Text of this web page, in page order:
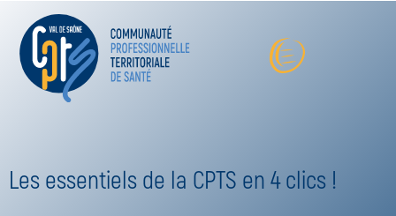
Les essentiels de la CPTS en 4 clics !